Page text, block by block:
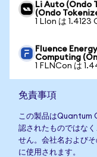
Li Auto (Ondo
(Ondo
1 LIon は 1.4123
Fluence
Computing
1 FLNCon は
免責事項
この製品はQuantum
認されたものではな
せん。会社名および
に使用されます。